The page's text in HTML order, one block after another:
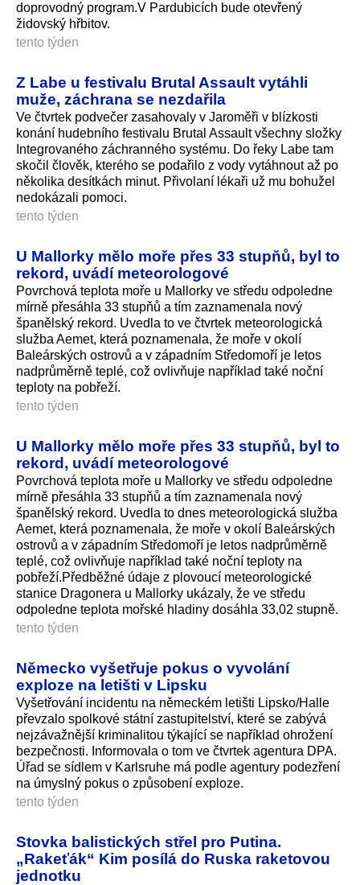
doprovodný program.V Par­dubicích bude otevřený
židovský hřbitov.
tento týden
Z Labe u festivalu Brutal Assault vytáhli
muže, záchrana se nezdařila
Ve čtvrtek podvečer zasahovaly v Jaroměři v blízkosti
konání hudebního festivalu Brutal Assault všechny složky
Integrovaného záchranného systému. Do řeky Labe tam
skočil člověk, kterého se podařilo z vody vytáhnout až po
několika desítkách minut. Přivolaní lékaři už mu bohužel
nedokázali pomoci.
tento týden
U Mallorky mělo moře přes 33 stupňů, byl to
rekord, uvádí meteorologové
Povrchová teplota moře u Mallorky ve středu odpoledne
mírně přesáhla 33 stupňů a tím zaznamenala nový
španělský rekord. Uvedla to ve čtvrtek meteorologická
služba Aemet, která poznamenala, že moře v okolí
Baleárských ostrovů a v západním Středomoří je letos
nadprůměrně teplé, což ovlivňuje například také noční
teploty na pobřeží.
tento týden
U Mallorky mělo moře přes 33 stupňů, byl to
rekord, uvádí meteorologové
Povrchová teplota moře u Mallorky ve středu odpoledne
mírně přesáhla 33 stupňů a tím zaznamenala nový
španělský rekord. Uvedla to dnes meteorologická služba
Aemet, která poznamenala, že moře v okolí Baleárských
ostrovů a v západním Středomoří je letos nadprůměrně
teplé, což ovlivňuje například také noční teploty na
pobřeží.Předběžné údaje z plovoucí meteorologické
stanice Dragonera u Mallorky ukázaly, že ve středu
odpoledne teplota mořské hladiny dosáhla 33,02 stupně.
tento týden
Německo vyšetřuje pokus o vyvolání
exploze na letišti v Lipsku
Vyšetřování incidentu na německém letišti Lipsko/Halle
převzalo spolkové státní zastupitelství, které se zabývá
nejzávažnější kriminalitou týkající se například ohrožení
bezpečnosti. Informovala o tom ve čtvrtek agentura DPA.
Úřad se sídlem v Karlsruhe má podle agentury podezření
na úmyslný pokus o způsobení exploze.
tento týden
Stovka balistických střel pro Putina.
„Rakeťák“ Kim posílá do Ruska raketovou
jednotku